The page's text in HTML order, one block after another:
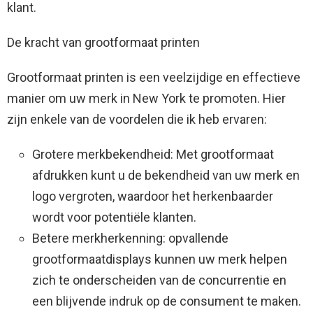
klant.
De kracht van grootformaat printen
Grootformaat printen is een veelzijdige en effectieve
manier om uw merk in New York te promoten. Hier
zijn enkele van de voordelen die ik heb ervaren:
Grotere merkbekendheid: Met grootformaat
afdrukken kunt u de bekendheid van uw merk en
logo vergroten, waardoor het herkenbaarder
wordt voor potentiële klanten.
Betere merkherkenning: opvallende
grootformaatdisplays kunnen uw merk helpen
zich te onderscheiden van de concurrentie en
een blijvende indruk op de consument te maken.